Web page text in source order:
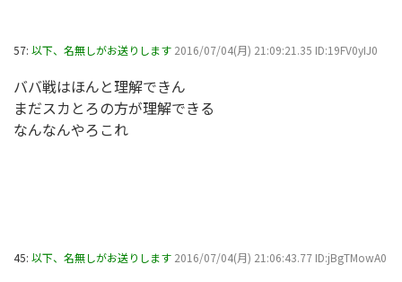
57: 以下、名無しがお送りします 2016/07/04(月) 21:09:21.35 ID:19FV0yIJ0
ババ戦はほんと理解できん
まだスカとろの方が理解できる
なんなんやろこれ
45: 以下、名無しがお送りします 2016/07/04(月) 21:06:43.77 ID:jBgTMowA0